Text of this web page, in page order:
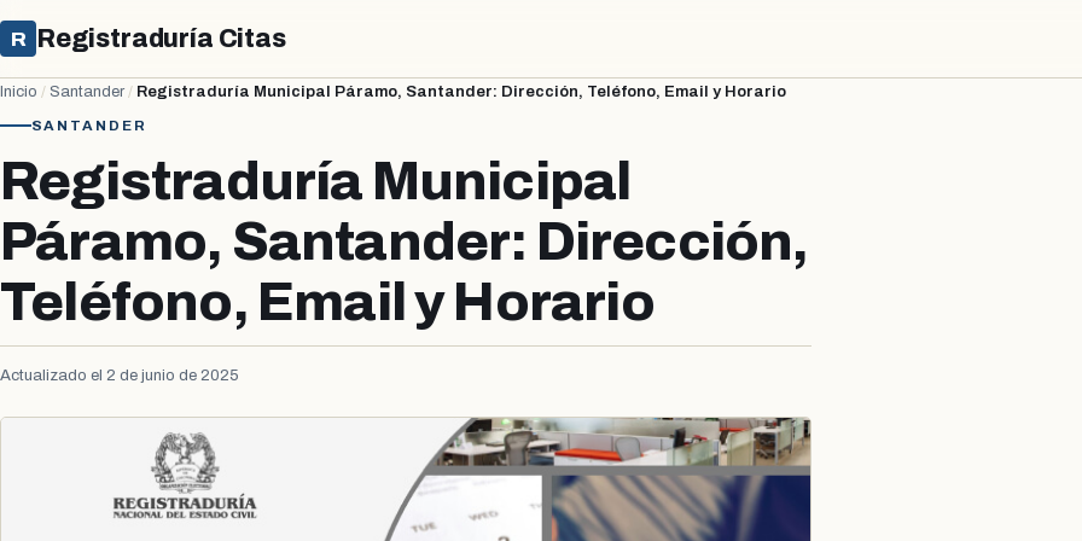
R Registraduría Citas
Inicio / Santander / Registraduría Municipal Páramo, Santander: Dirección, Teléfono, Email y Horario
SANTANDER
Registraduría Municipal
Páramo, Santander: Dirección,
Teléfono, Email y Horario
Actualizado el 2 de junio de 2025